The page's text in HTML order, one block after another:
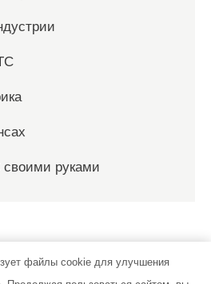
руками
файлы cookie для улучшения